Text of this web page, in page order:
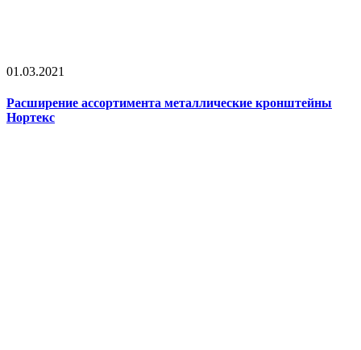
01.03.2021
Расширение ассортимента металлические кронштейны
Нортекс